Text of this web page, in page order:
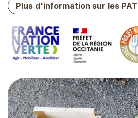
Plus d'information sur les PAT